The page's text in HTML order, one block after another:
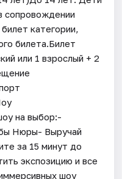
сопровождении
категории,
билета.Билет
или 1 взрослый + 2
на выбор:-
Нюры- Выручай
за 15 минут до
экспозицию и все
шоу